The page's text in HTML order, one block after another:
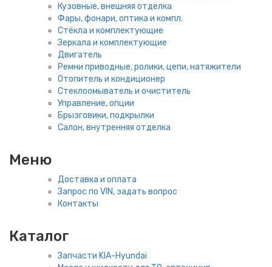
Кузовные, внешняя отделка
Фары, фонари, оптика и компл.
Стёкла и комплектующие
Зеркала и комплектующие
Двигатель
Ремни приводные, ролики, цепи, натяжители
Отопитель и кондиционер
Стеклоомыватель и очиститель
Управление, опции
Брызговики, подкрылки
Салон, внутренняя отделка
Меню
Доставка и оплата
Запрос по VIN, задать вопрос
Контакты
Каталог
Запчасти KIA-Hyundai